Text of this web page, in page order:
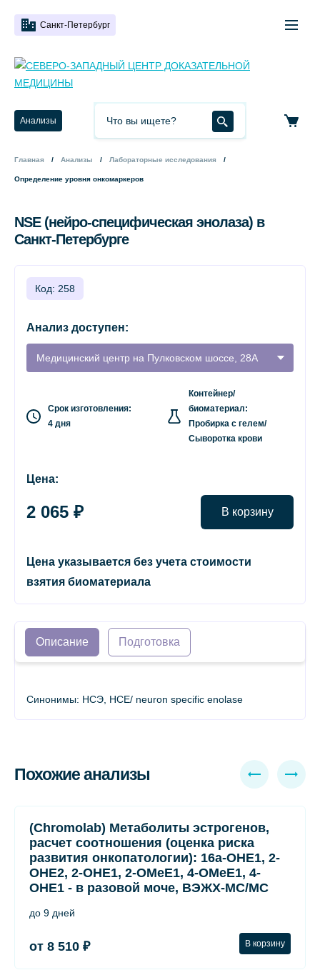
Санкт-Петербург
Анализы
Главная Анализы Лабораторные исследования
Определение уровня онкомаркеров
NSE (нейро-специфическая энолаза) в
Санкт-Петербурге
Код: 258
Анализ доступен:
Медицинский центр на Пулковском шоссе, 28А
Срок изготовления:
4 дня
Контейнер/
биоматериал:
Пробирка с гелем/
Сыворотка крови
Цена:
2 065 ₽ В корзину
Цена указывается без учета стоимости
взятия биоматериала
Описание Подготовка
Синонимы: НСЭ, НСЕ/ neuron specific enolase
Похожие анализы
(Chromolab) Метаболиты эстрогенов,
расчет соотношения (оценка риска
развития онкопатологии): 16а-ОНЕ1, 2-
ОНЕ2, 2-ОНЕ1, 2-ОМеЕ1, 4-ОМеЕ1, 4-
ОНЕ1 - в разовой моче, ВЭЖХ-МС/МС
до 9 дней
от 8 510 ₽ В корзину